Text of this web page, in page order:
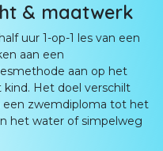
& maatwerk
uur 1-op-1 les ​van een
aan een
aan op het
Het doel verschilt
een zwemdiploma tot het
het water of simpelweg